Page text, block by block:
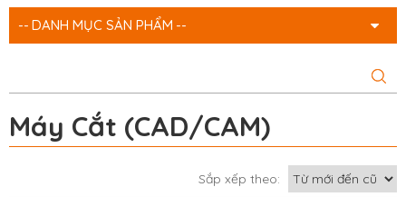
DANH MỤC SẢN PHẨM
Máy Cắt (CAD/CAM)
Sắp xếp theo: